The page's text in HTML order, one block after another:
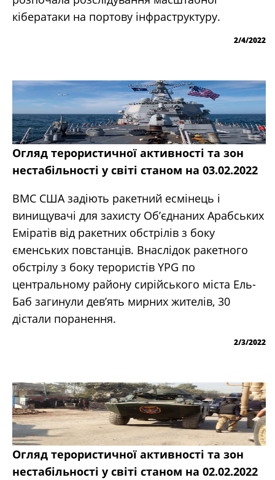
кібератаки на портову інфраструктуру.
2/4/2022
Огляд терористичної активності та зон
нестабільності у світі станом на 03.02.2022
ВМС США задіють ракетний есмінець і
винищувачі для захисту Об’єднаних Арабських
Еміратів від ракетних обстрілів з боку
єменських повстанців. Внаслідок ракетного
обстрілу з боку терористів YPG по
центральному району сирійського міста Ель-
Баб загинули дев’ять мирних жителів, 30
дістали поранення.
2/3/2022
Огляд терористичної активності та зон
нестабільності у світі станом на 02.02.2022